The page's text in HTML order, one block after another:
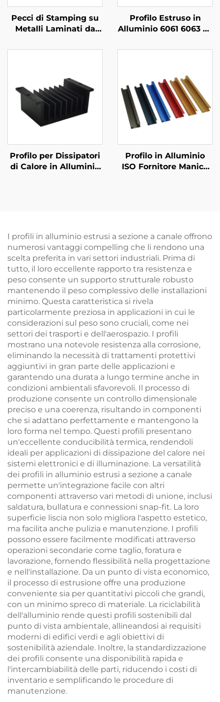
Pecci di Stamping su
Metalli Laminati da
Fabbricazione su
Profilo Estruso in
Alluminio 6061 6063 T5
Anodizzata Nera
Profilo per Dissipatori
di Calore in Alluminio
Profilo in Alluminio
ISO Fornitore Manico
I profili in alluminio estrusi a sezione a canale offrono
numerosi vantaggi compelling che li rendono una
scelta preferita in vari settori industriali. Prima di
tutto, il loro eccellente rapporto tra resistenza e
peso consente un supporto strutturale robusto
mantenendo il peso complessivo delle installazioni
minimo. Questa caratteristica si rivela
particolarmente preziosa in applicazioni in cui le
considerazioni sul peso sono cruciali, come nei
settori dei trasporti e dell'aerospazio. I profili
mostrano una notevole resistenza alla corrosione,
eliminando la necessità di trattamenti protettivi
aggiuntivi in gran parte delle applicazioni e
garantendo una durata a lungo termine anche in
condizioni ambientali sfavorevoli. Il processo di
produzione consente un controllo dimensionale
preciso e una coerenza, risultando in componenti
che si adattano perfettamente e mantengono la
loro forma nel tempo. Questi profili presentano
un'eccellente conducibilità termica, rendendoli
ideali per applicazioni di dissipazione del calore nei
sistemi elettronici e di illuminazione. La versatilità
dei profili in alluminio estrusi a sezione a canale
permette un'integrazione facile con altri
componenti attraverso vari metodi di unione, inclusi
saldatura, bullatura e connessioni snap-fit. La loro
superficie liscia non solo migliora l'aspetto estetico,
ma facilita anche pulizia e manutenzione. I profili
possono essere facilmente modificati attraverso
operazioni secondarie come taglio, foratura e
lavorazione, fornendo flessibilità nella progettazione
e nell'installazione. Da un punto di vista economico,
il processo di estrusione offre una produzione
conveniente sia per quantitativi piccoli che grandi,
con un minimo spreco di materiale. La riciclabilità
dell'alluminio rende questi profili sostenibili dal
punto di vista ambientale, allineandosi ai requisiti
moderni di edifici verdi e agli obiettivi di
sostenibilità aziendale. Inoltre, la standardizzazione
dei profili consente una disponibilità rapida e
l'intercambiabilità delle parti, riducendo i costi di
inventario e semplificando le procedure di
manutenzione.